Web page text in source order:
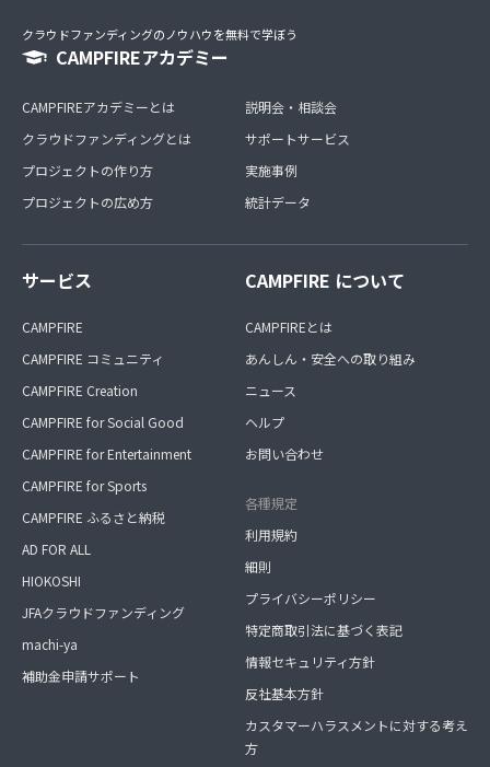
クラウドファンディングのノウハウを無料で学ぼう
CAMPFIREアカデミー
CAMPFIREアカデミーとは
クラウドファンディングとは
プロジェクトの作り方
プロジェクトの広め方
説明会・相談会
サポートサービス
実施事例
統計データ
サービス
CAMPFIRE
CAMPFIRE コミュニティ
CAMPFIRE Creation
CAMPFIRE for Social Good
CAMPFIRE for Entertainment
CAMPFIRE for Sports
CAMPFIRE ふるさと納税
AD FOR ALL
HIOKOSHI
JFAクラウドファンディング
machi-ya
補助金申請サポート
CAMPFIRE について
CAMPFIREとは
あんしん・安全への取り組み
ニュース
ヘルプ
お問い合わせ
各種規定
利用規約
細則
プライバシーポリシー
特定商取引法に基づく表記
情報セキュリティ方針
反社基本方針
カスタマーハラスメントに対する考え
方